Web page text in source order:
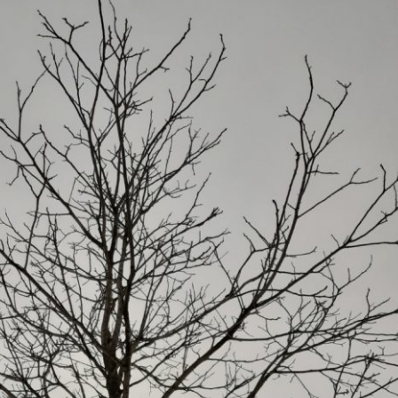
Esche
Fichte
Ginkgo
Hartriegel
Hasel
Hollunder
Kastanie
Kiefer
Lärche
Linde
Mammutbaum
Nuss
19BH
20AF
20AH
20BH
Admin